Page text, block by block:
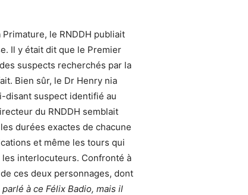
le RNDDH publiait
Il y était dit que le Premier
suspects recherchés par la
Bien sûr, le Dr Henry nia
disant suspect identifié au
du RNDDH semblait
durées exactes de chacune
et même les tours qui
interlocuteurs. Confronté à
ces deux personnages, dont
à ce Félix Badio, mais il